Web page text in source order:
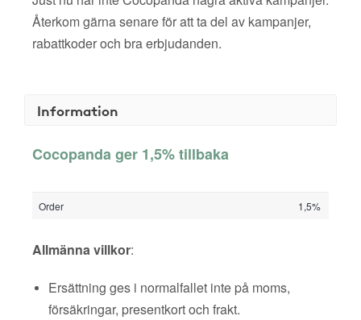
Återkom gärna senare för att ta del av kampanjer,
rabattkoder och bra erbjudanden.
Information
Cocopanda ger 1,5% tillbaka
Order 1,5%
Allmänna villkor:
Ersättning ges i normalfallet inte på moms,
försäkringar, presentkort och frakt.